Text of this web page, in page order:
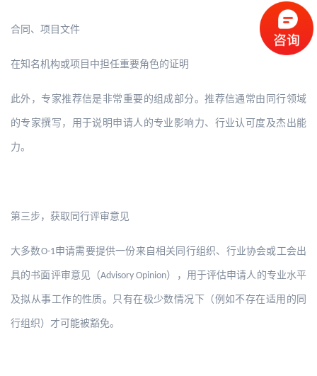
合同、项目文件
在知名机构或项目中担任重要角色的证明
此外，专家推荐信是非常重要的组成部分。推荐信通常由同行领域
的专家撰写，用于说明申请人的专业影响力、行业认可度及杰出能
力。
第三步，获取同行评审意见
大多数O-1申请需要提供一份来自相关同行组织、行业协会或工会出
具的书面评审意见（Advisory Opinion），用于评估申请人的专业水平
及拟从事工作的性质。只有在极少数情况下（例如不存在适用的同
行组织）才可能被豁免。